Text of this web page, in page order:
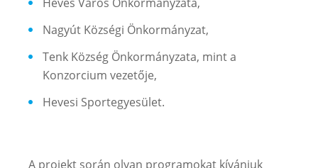
Nagyút Községi Önkormányzat,
Tenk Község Önkormányzata, mint a
Konzorcium vezetője,
Hevesi Sportegyesület.
A projekt során olyan programokat kívánjuk